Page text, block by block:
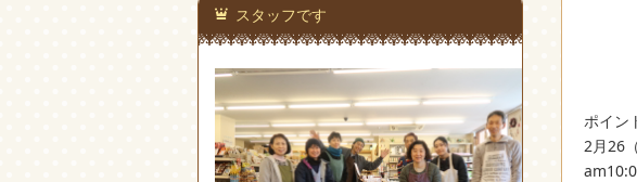
ポイン
2月26
スタッフです